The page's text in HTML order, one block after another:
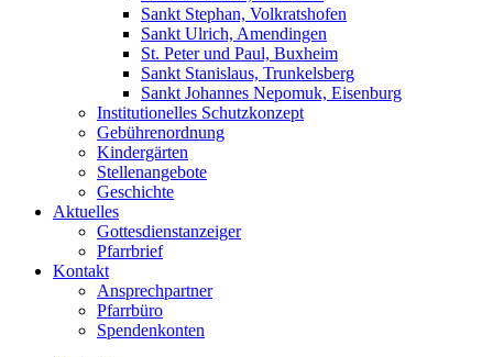
Sankt Stephan, Volkratshofen
Sankt Ulrich, Amendingen
St. Peter und Paul, Buxheim
Sankt Stanislaus, Trunkelsberg
Sankt Johannes Nepomuk, Eisenburg
Institutionelles Schutzkonzept
Gebührenordnung
Kindergärten
Stellenangebote
Geschichte
Aktuelles
Gottesdienstanzeiger
Pfarrbrief
Kontakt
Ansprechpartner
Pfarrbüro
Spendenkonten